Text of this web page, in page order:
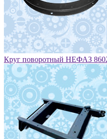
Круг поворотный НЕФАЗ